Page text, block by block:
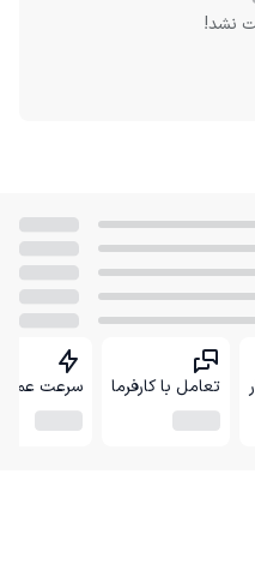
نشد!
تعامل با کارفرما سرعت عمل